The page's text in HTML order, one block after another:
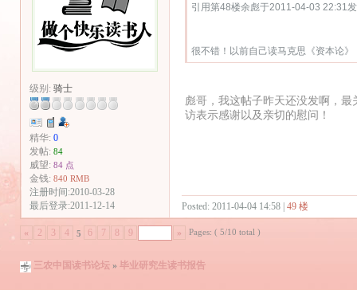
级别: 骑士
精华: 0
发帖: 84
威望: 84 点
金钱: 840 RMB
注册时间:2010-03-28
最后登录:2011-12-14
引用第48楼余彪于2011-04-03 22:31
很不错！以前自己读马克思《资本论
彪哥，我这帖子昨天还没发啊，
访表示感谢以及亲切的慰问！
Posted: 2011-04-04 14:58 | 49 楼
« 2 3 4 5 6 7 8 9 » Pages: ( 5/10 total )
三农中国读书论坛 » 毕业研究生读书报告